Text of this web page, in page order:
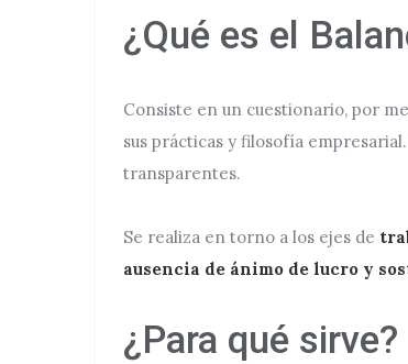
¿Qué es el
Consiste en un cuestionario, por
sus prácticas y filosofía
transparentes.
Se realiza en torno a los ejes de
ausencia de ánimo de lucro y
¿Para qué sirve?